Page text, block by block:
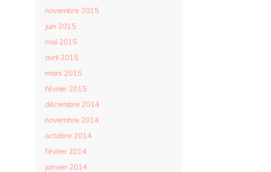
novembre 2015
juin 2015
mai 2015
avril 2015
mars 2015
février 2015
décembre 2014
novembre 2014
octobre 2014
février 2014
janvier 2014